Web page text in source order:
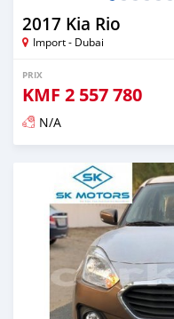
2017 Kia Rio
Import - Dubai
PRIX
KMF 2 557 780
N/A
Publié il y a presque 6 ans